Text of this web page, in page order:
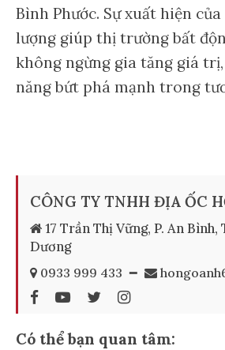
Bình Phước. Sự xuất hiện
lượng giúp thị trường bất
không ngừng gia tăng giá
năng bứt phá mạnh trong
CÔNG TY TNHH ĐỊA ỐC
17 Trần Thị Vững, P. An Bình,
Dương
0933 999 433 ━
Có thể bạn quan tâm: